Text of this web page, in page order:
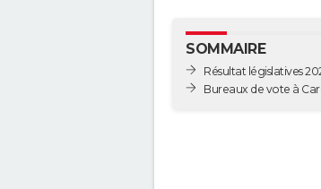
SOMMAIRE
Résultat législatives
Bureaux